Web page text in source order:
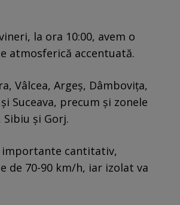
la ora 10:00, avem o
atmosferică accentuată.
Vâlcea, Argeș, Dâmbovița,
Suceava, precum și zonele
și Gorj.
importante cantitativ,
de 70-90 km/h, iar izolat va